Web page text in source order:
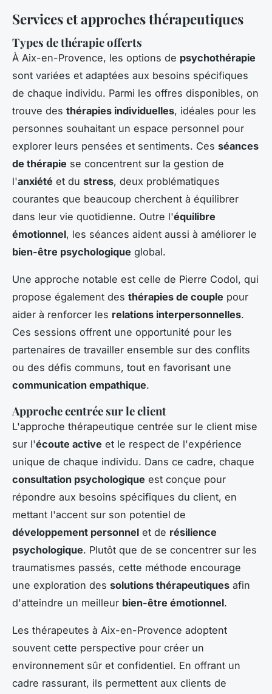
Services et approches thérapeutiques
Types de thérapie offerts
À Aix-en-Provence, les options de psychothérapie
sont variées et adaptées aux besoins spécifiques
de chaque individu. Parmi les offres disponibles, on
trouve des thérapies individuelles, idéales pour les
personnes souhaitant un espace personnel pour
explorer leurs pensées et sentiments. Ces séances
de thérapie se concentrent sur la gestion de
l'anxiété et du stress, deux problématiques
courantes que beaucoup cherchent à équilibrer
dans leur vie quotidienne. Outre l'équilibre
émotionnel, les séances aident aussi à améliorer le
bien-être psychologique global.
Une approche notable est celle de Pierre Codol, qui
propose également des thérapies de couple pour
aider à renforcer les relations interpersonnelles.
Ces sessions offrent une opportunité pour les
partenaires de travailler ensemble sur des conflits
ou des défis communs, tout en favorisant une
communication empathique.
Approche centrée sur le client
L'approche thérapeutique centrée sur le client mise
sur l'écoute active et le respect de l'expérience
unique de chaque individu. Dans ce cadre, chaque
consultation psychologique est conçue pour
répondre aux besoins spécifiques du client, en
mettant l'accent sur son potentiel de
développement personnel et de résilience
psychologique. Plutôt que de se concentrer sur les
traumatismes passés, cette méthode encourage
une exploration des solutions thérapeutiques afin
d'atteindre un meilleur bien-être émotionnel.
Les thérapeutes à Aix-en-Provence adoptent
souvent cette perspective pour créer un
environnement sûr et confidentiel. En offrant un
cadre rassurant, ils permettent aux clients de